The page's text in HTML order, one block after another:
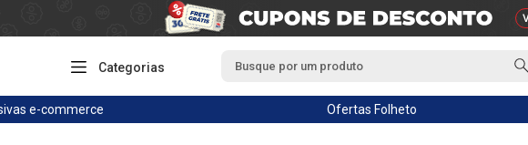
Categorias
e-commerce Ofertas Folheto